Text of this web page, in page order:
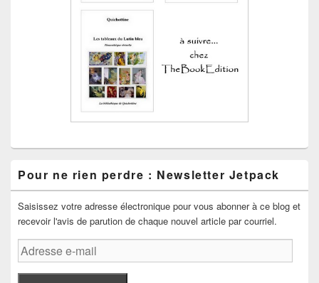
Pour ne rien perdre : Newsletter Jetpack
Saisissez votre adresse électronique pour vous abonner à ce blog et
recevoir l'avis de parution de chaque nouvel article par courriel.
Adresse
e-
mail